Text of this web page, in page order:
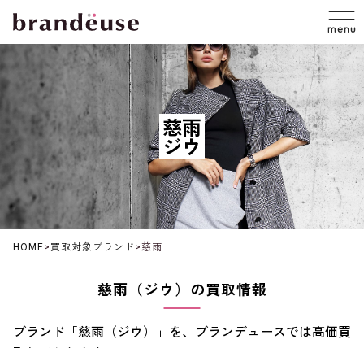
慈雨
ジウ
HOME> 買取対象ブランド >慈雨
慈雨（ジウ）の買取情報
ブランド「慈雨（ジウ）」を、ブランデュースでは高価買